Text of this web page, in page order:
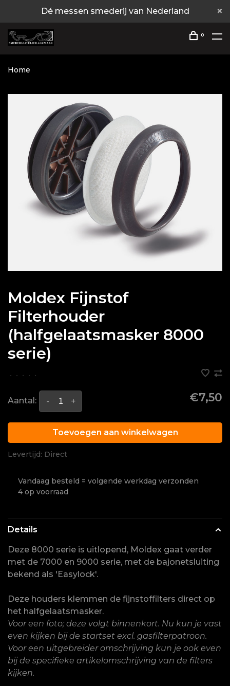
Dé messen smederij van Nederland
0
Home
Moldex Fijnstof
Filterhouder
(halfgelaatsmasker 8000
serie)
• • • • •
Aantal: +
- €7,50
Toevoegen aan winkelwagen
Levertijd: Direct
Vandaag besteld = volgende werkdag verzonden
4 op voorraad
Details
Deze 8000 serie is uitlopend, Moldex gaat verder
met de 7000 en 9000 serie, met de bajonetsluiting
bekend als 'Easylock'.
Deze houders klemmen de fijnstoffilters direct op
het halfgelaatsmasker.
Voor een foto; deze volgt binnenkort. Nu kun je vast
even kijken bij de startset excl. gasfilterpatroon.
Voor een uitgebreider omschrijving kun je ook even
bij de specifieke artikelomschrijving van de filters
kijken.